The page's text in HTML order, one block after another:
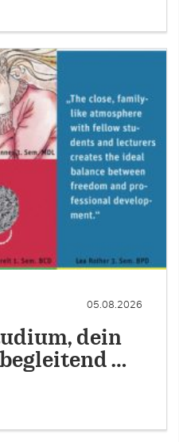
05.08.2026
dein
…